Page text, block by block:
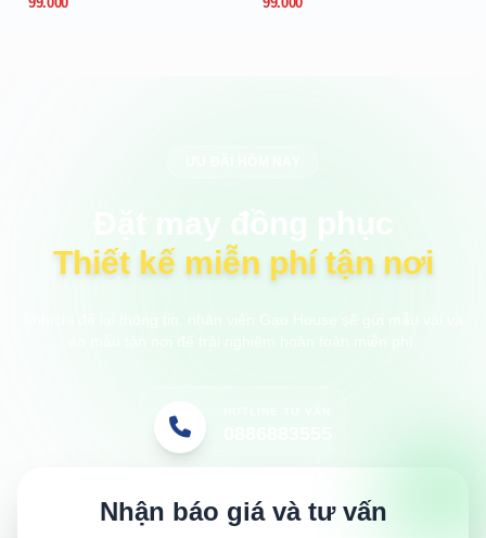
Thiết kế miễn phí tận nơi
Nhận báo giá và tư vấn